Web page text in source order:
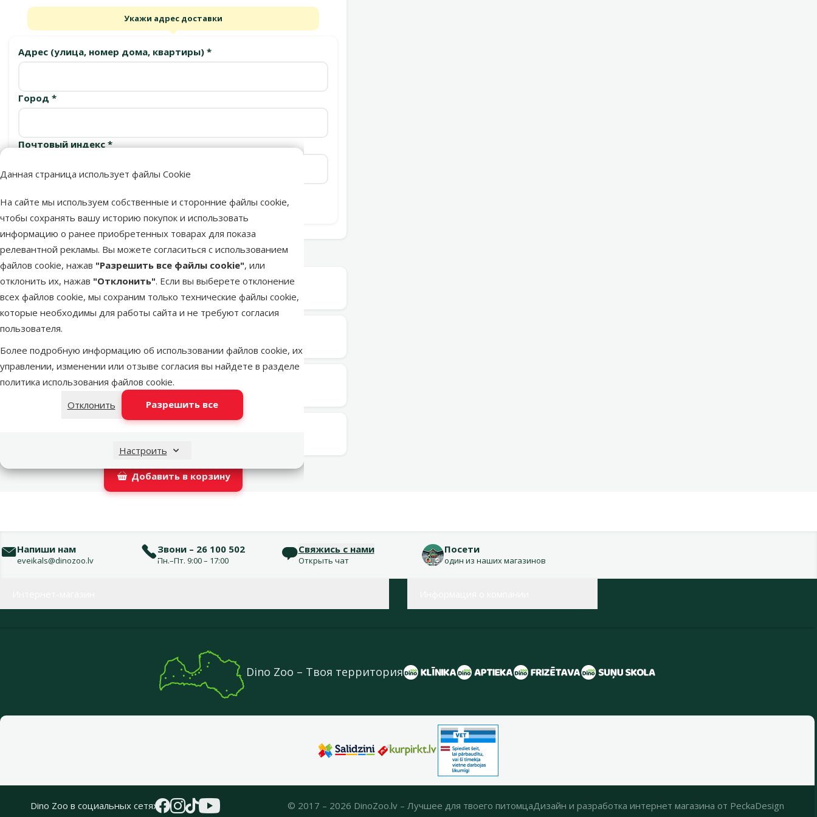
Данная страница использует файлы Cookie
На сайте мы используем собственные и сторонние файлы cookie,
чтобы сохранять вашу историю покупок и использовать
информацию о ранее приобретенных товарах для показа
релевантной рекламы. Вы можете согласиться с использованием
файлов cookie, нажав "Разрешить все файлы cookie", или
отклонить их, нажав "Отклонить". Если вы выберете отклонение
всех файлов cookie, мы сохраним только технические файлы cookie,
которые необходимы для работы сайта и не требуют согласия
пользователя.
Более подробную информацию об использовании файлов cookie, их
управлении, изменении или отзыве согласия вы найдете в разделе
политика использования файлов cookie.
Отклонить
Разрешить все
Настроить
Укажи адрес доставки
Адрес (улица, номер дома, квартиры) *
Город *
Почтовый индекс *
Подтвердить
LATVIJAS PASTS почтовое отделение в среду
OMNIVA пакоматы
Добавить в корзину
Напиши нам
eveikals@dinozoo.lv
Звони – 26 100 502
Пн.–Пт. 9:00 – 17:00
Свяжись с нами
Открыть чат
Посети
один из наших магазинов
Dino Zoo – Твоя территория
Dino Zoo в социальных сетях © 2017 – 2026 DinoZoo.lv – Лучшее для твоего питомцаДизайн и разработка интернет магазина от PeckaDesign